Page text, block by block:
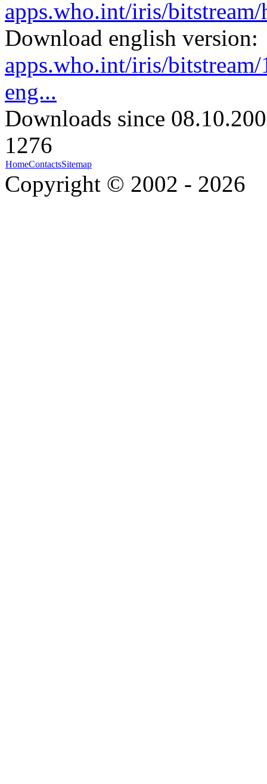
apps.who.int/iris/
Download english version:
apps.who.int/iris/
eng...
Downloads since
1276
HomeContactsSitemap
Copyright © 2002 - 2026